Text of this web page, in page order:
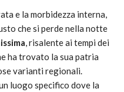
e la morbidezza interna,
che si perde nella notte
, risalente ai tempi dei
ha trovato la sua patria
varianti regionali.
luogo specifico dove la